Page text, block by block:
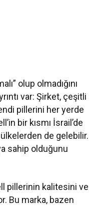
olup olmadığını
var: Şirket, çeşitli
pillerini her yerde
bir kısmı İsrail’de
de gelebilir.
sahip olduğunu
pillerinin kalitesini ve
Bu marka, bazen